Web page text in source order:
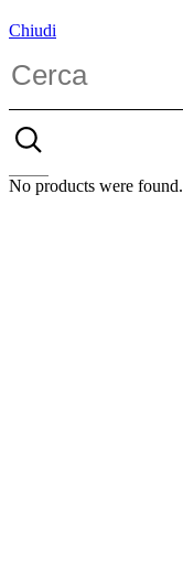
Chiudi
No products were found.